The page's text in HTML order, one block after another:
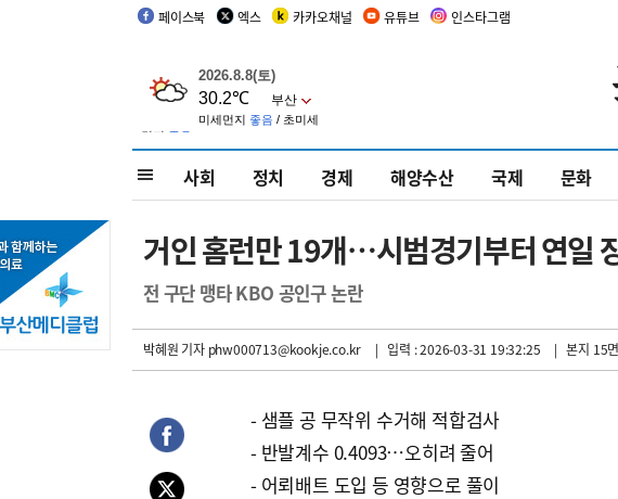
페이스북 엑스 카카오채널 유튜브 인스타그램
사회 정치 경제 해양수산 국제 문화
거인 홈런만 19개…시범경기부터 연일
전 구단 맹타 KBO 공인구 논란
박혜원 기자phw000713@kookje.co.kr | 입력 : 2026-03-31 19:32:25 | 본지 15면
- 샘플 공 무작위 수거해 적합검사
- 반발계수 0.4093…오히려 줄어
- 어뢰배트 도입 등 영향으로 풀이